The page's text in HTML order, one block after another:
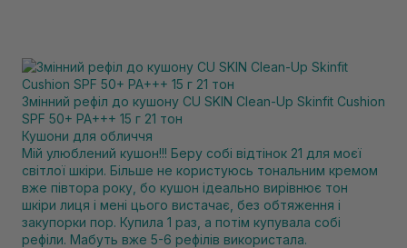
Змінний рефіл до кушону CU SKIN Clean-Up Skinfit Cushion
SPF 50+ PA+++ 15 г 21 тон
Кушони для обличчя
Мій улюблений кушон!!! Беру собі відтінок 21 для моєї
світлої шкіри. Більше не користуюсь тональним кремом
вже півтора року, бо кушон ідеально вирівнює тон
шкіри лиця і мені цього вистачає, без обтяження і
закупорки пор. Купила 1 раз, а потім купувала собі
рефіли. Мабуть вже 5-6 рефілів використала.